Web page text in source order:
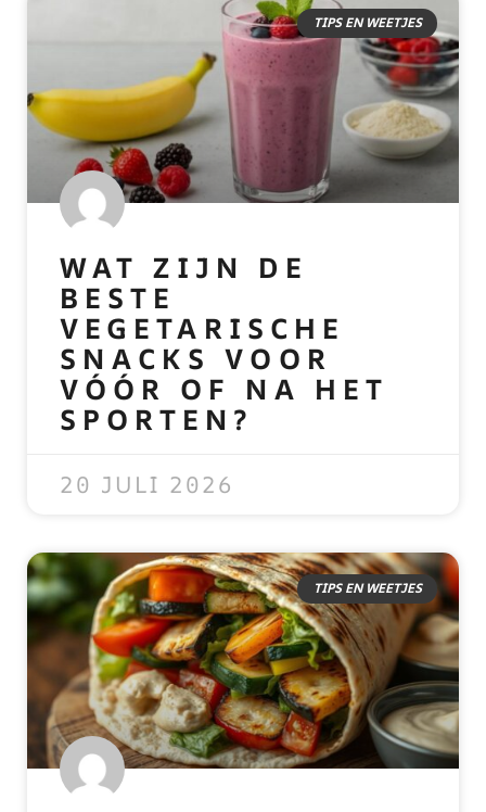
TIPS EN WEETJES
WAT ZIJN DE
BESTE
VEGETARISCHE
SNACKS VOOR
VÓÓR OF NA HET
SPORTEN?
20 JULI 2026
TIPS EN WEETJES